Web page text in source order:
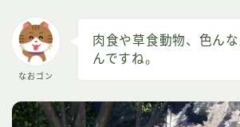
なおゴン
肉食や草食動物、色ん
んですね。